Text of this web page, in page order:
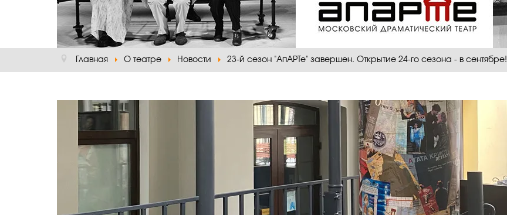
Главная О театре Новости 23-й сезон "АпАРТе" завершен. Открытие 24-го сезона - в сентябре!